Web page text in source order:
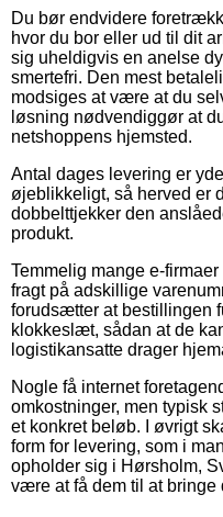
Du bør endvidere
hvor du bor eller ud til dit
sig uheldigvis en anelse
smertefri. Den mest
modsiges at være at du
løsning nødvendiggør at
netshoppens hjemsted.
Antal dages levering er
øjeblikkeligt, så herved er
dobbelttjekker den
produkt.
Temmelig mange e-
fragt på adskillige
forudsætter at bestillingen
klokkeslæt, sådan at de
logistikansatte drager
Nogle få internet
omkostninger, men typisk
et konkret beløb. I øvrigt
form for levering, som i
opholder sig i Hørsholm,
være at få dem til at bringe